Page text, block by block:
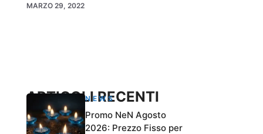
MARZO 29, 2022
ARTICOLI RECENTI
NEWS
Promo NeN Agosto
2026: Prezzo Fisso per